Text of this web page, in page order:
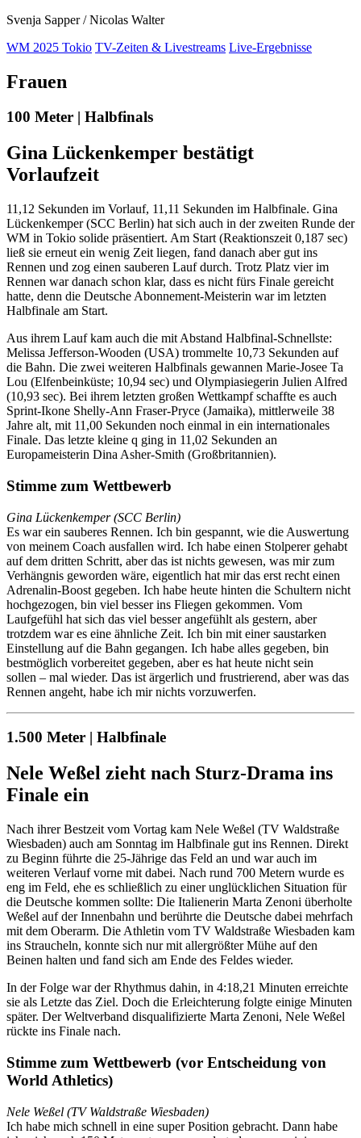
Svenja Sapper / Nicolas Walter
WM 2025 Tokio TV-Zeiten & Livestreams Live-Ergebnisse
Frauen
100 Meter | Halbfinals
Gina Lückenkemper bestätigt
Vorlaufzeit
11,12 Sekunden im Vorlauf, 11,11 Sekunden im Halbfinale. Gina
Lückenkemper (SCC Berlin) hat sich auch in der zweiten Runde der
WM in Tokio solide präsentiert. Am Start (Reaktionszeit 0,187 sec)
ließ sie erneut ein wenig Zeit liegen, fand danach aber gut ins
Rennen und zog einen sauberen Lauf durch. Trotz Platz vier im
Rennen war danach schon klar, dass es nicht fürs Finale gereicht
hatte, denn die Deutsche Abonnement-Meisterin war im letzten
Halbfinale am Start.
Aus ihrem Lauf kam auch die mit Abstand Halbfinal-Schnellste:
Melissa Jefferson-Wooden (USA) trommelte 10,73 Sekunden auf
die Bahn. Die zwei weiteren Halbfinals gewannen Marie-Josee Ta
Lou (Elfenbeinküste; 10,94 sec) und Olympiasiegerin Julien Alfred
(10,93 sec). Bei ihrem letzten großen Wettkampf schaffte es auch
Sprint-Ikone Shelly-Ann Fraser-Pryce (Jamaika), mittlerweile 38
Jahre alt, mit 11,00 Sekunden noch einmal in ein internationales
Finale. Das letzte kleine q ging in 11,02 Sekunden an
Europameisterin Dina Asher-Smith (Großbritannien).
Stimme zum Wettbewerb
Gina Lückenkemper (SCC Berlin)
Es war ein sauberes Rennen. Ich bin gespannt, wie die Auswertung
von meinem Coach ausfallen wird. Ich habe einen Stolperer gehabt
auf dem dritten Schritt, aber das ist nichts gewesen, was mir zum
Verhängnis geworden wäre, eigentlich hat mir das erst recht einen
Adrenalin-Boost gegeben. Ich habe heute hinten die Schultern nicht
hochgezogen, bin viel besser ins Fliegen gekommen. Vom
Laufgefühl hat sich das viel besser angefühlt als gestern, aber
trotzdem war es eine ähnliche Zeit. Ich bin mit einer saustarken
Einstellung auf die Bahn gegangen. Ich habe alles gegeben, bin
bestmöglich vorbereitet gegeben, aber es hat heute nicht sein
sollen – mal wieder. Das ist ärgerlich und frustrierend, aber was das
Rennen angeht, habe ich mir nichts vorzuwerfen.
1.500 Meter | Halbfinale
Nele Weßel zieht nach Sturz-Drama ins
Finale ein
Nach ihrer Bestzeit vom Vortag kam Nele Weßel (TV Waldstraße
Wiesbaden) auch am Sonntag im Halbfinale gut ins Rennen. Direkt
zu Beginn führte die 25-Jährige das Feld an und war auch im
weiteren Verlauf vorne mit dabei. Nach rund 700 Metern wurde es
eng im Feld, ehe es schließlich zu einer unglücklichen Situation für
die Deutsche kommen sollte: Die Italienerin Marta Zenoni überholte
Weßel auf der Innenbahn und berührte die Deutsche dabei mehrfach
mit dem Oberarm. Die Athletin vom TV Waldstraße Wiesbaden kam
ins Straucheln, konnte sich nur mit allergrößter Mühe auf den
Beinen halten und fand sich am Ende des Feldes wieder.
In der Folge war der Rhythmus dahin, in 4:18,21 Minuten erreichte
sie als Letzte das Ziel. Doch die Erleichterung folgte einige Minuten
später. Der Weltverband disqualifizierte Marta Zenoni, Nele Weßel
rückte ins Finale nach.
Stimme zum Wettbewerb (vor Entscheidung von
World Athletics)
Nele Weßel (TV Waldstraße Wiesbaden)
Ich habe mich schnell in eine super Position gebracht. Dann habe